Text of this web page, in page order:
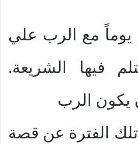
مع الرب علي
فيها الشريعة.
يكون الرب
الفترة عن قصة